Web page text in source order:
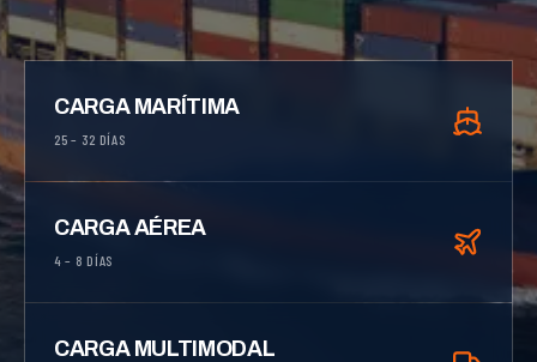
CARGA MARÍTIMA
25 – 32 DÍAS
CARGA AÉREA
4 – 8 DÍAS
CARGA MULTIMODAL